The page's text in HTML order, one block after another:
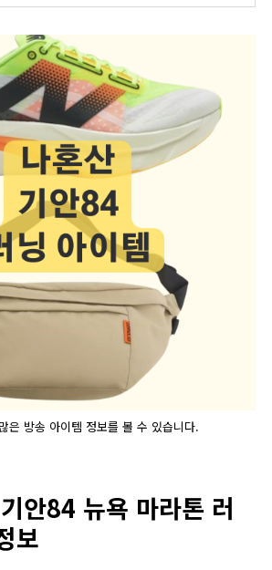
은 방송 아이템 정보를 볼 수 있습니다.
안84 뉴욕 마라톤 러
보